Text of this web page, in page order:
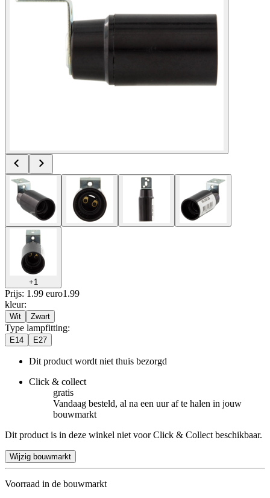
+1
Prijs: 1.99 euro1 .99
kleur:
Wit Zwart
Type lampfitting:
E14 E27
Dit product wordt niet thuis bezorgd
Click & collect
gratis
Vandaag besteld, al na een uur af te halen in jouw
bouwmarkt
Dit product is in deze winkel niet voor Click & Collect beschikbaar.
Wijzig bouwmarkt
Voorraad in de bouwmarkt